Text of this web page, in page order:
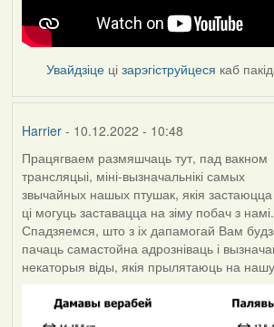
Увайдзіце цізарэгіструйцеся каб
Harrier- 10.12.2022 - 10:48
Працягваем размяшчаць тут, пад вакном
трансляцыі, міні-вызначальнікі самых
звычайных нашых птушак, якія застаюцца
ці могуць заставацца на зіму побач з намі.
Спадзяемся, што з іх дапамогай Вам
пачаць самастойна адрозніваць і
некаторыя віды, якія прылятаюць на